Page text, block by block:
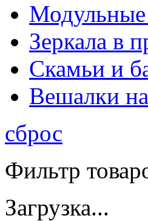
Модульные
Зеркала в
Скамьи и
Вешалки
сброс
Фильтр
Загрузка...